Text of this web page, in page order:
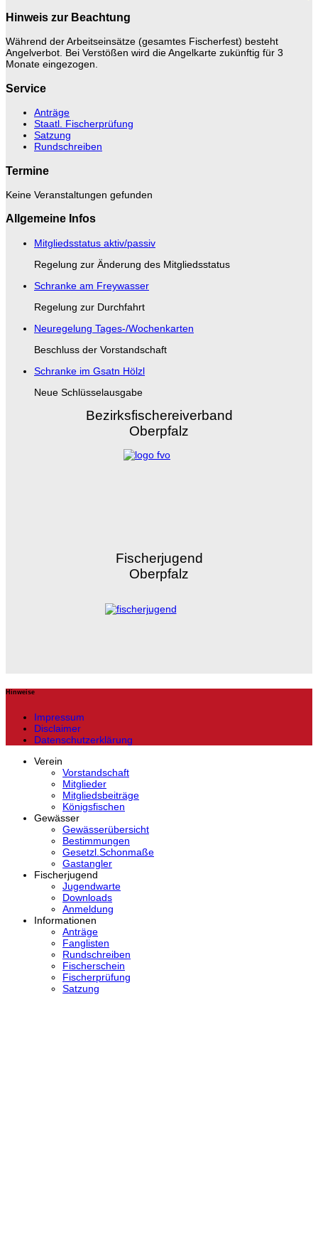
Hinweis zur Beachtung
Während der Arbeitseinsätze (gesamtes Fischerfest) besteht
Angelverbot. Bei Verstößen wird die Angelkarte zukünftig für 3
Monate eingezogen.
Service
Anträge
Staatl. Fischerprüfung
Satzung
Rundschreiben
Termine
Keine Veranstaltungen gefunden
Allgemeine Infos
Mitgliedsstatus aktiv/passiv
Regelung zur Änderung des Mitgliedsstatus
Schranke am Freywasser
Regelung zur Durchfahrt
Neuregelung Tages-/Wochenkarten
Beschluss der Vorstandschaft
Schranke im Gsatn Hölzl
Neue Schlüsselausgabe
Bezirksfischereiverband
Oberpfalz
Fischerjugend
Oberpfalz
Hinweise
Impressum
Disclaimer
Datenschutzerklärung
Verein
Vorstandschaft
Mitglieder
Mitgliedsbeiträge
Königsfischen
Gewässer
Gewässerübersicht
Bestimmungen
Gesetzl.Schonmaße
Gastangler
Fischerjugend
Jugendwarte
Downloads
Anmeldung
Informationen
Anträge
Fanglisten
Rundschreiben
Fischerschein
Fischerprüfung
Satzung